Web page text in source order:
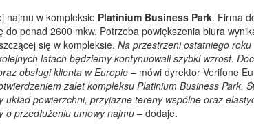
najmu w kompleksie Platinium Business Park. Firma
ponad 2600 mkw. Potrzeba powiększenia biura
się w kompleksie. Na przestrzeni ostatniego roku
latach będziemy kontynuowali szybki wzrost.
obsługi klienta w Europie – mówi dyrektor Verifone
zalet kompleksu Platinium Business Park.
powierzchni, przyjazne tereny wspólne oraz
o przedłużeniu umowy najmu – dodaje.